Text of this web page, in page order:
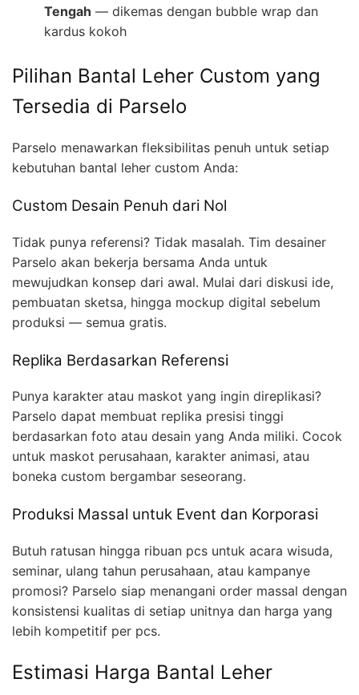
Tengah — dikemas dengan bubble wrap dan
kardus kokoh
Pilihan Bantal Leher Custom yang
Tersedia di Parselo
Parselo menawarkan fleksibilitas penuh untuk setiap
kebutuhan bantal leher custom Anda:
Custom Desain Penuh dari Nol
Tidak punya referensi? Tidak masalah. Tim desainer
Parselo akan bekerja bersama Anda untuk
mewujudkan konsep dari awal. Mulai dari diskusi ide,
pembuatan sketsa, hingga mockup digital sebelum
produksi — semua gratis.
Replika Berdasarkan Referensi
Punya karakter atau maskot yang ingin direplikasi?
Parselo dapat membuat replika presisi tinggi
berdasarkan foto atau desain yang Anda miliki. Cocok
untuk maskot perusahaan, karakter animasi, atau
boneka custom bergambar seseorang.
Produksi Massal untuk Event dan Korporasi
Butuh ratusan hingga ribuan pcs untuk acara wisuda,
seminar, ulang tahun perusahaan, atau kampanye
promosi? Parselo siap menangani order massal dengan
konsistensi kualitas di setiap unitnya dan harga yang
lebih kompetitif per pcs.
Estimasi Harga Bantal Leher